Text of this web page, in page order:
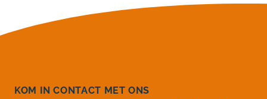
KOM IN CONTACT MET ONS